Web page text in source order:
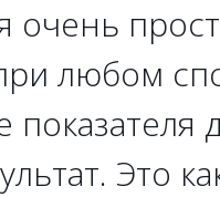
очень
любом
показателя
Это